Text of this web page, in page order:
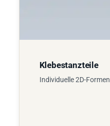
Klebestanzteile
Individuelle 2D-Formen